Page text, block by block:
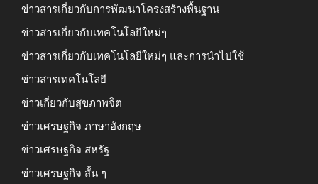
ข่าวสารเกี่ยวกับการพัฒนาโครงสร้างพื้นฐาน
ข่าวสารเกี่ยวกับเทคโนโลยีใหม่ๆ
ข่าวสารเกี่ยวกับเทคโนโลยีใหม่ๆ และการนำไปใช้
ข่าวสารเทคโนโลยี
ข่าวเกี่ยวกับสุขภาพจิต
ข่าวเศรษฐกิจ ภาษาอังกฤษ
ข่าวเศรษฐกิจ สหรัฐ
ข่าวเศรษฐกิจ สั้น ๆ